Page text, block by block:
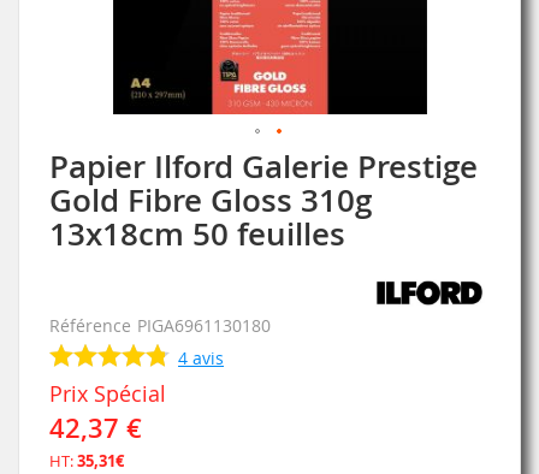
Papier Ilford Galerie Prestige
Gold Fibre Gloss 310g
13x18cm 50 feuilles
Référence PIGA6961130180
4 avis
Prix Spécial
42,37 €
HT:35,31€
Skip
to
the
beginning
gallery